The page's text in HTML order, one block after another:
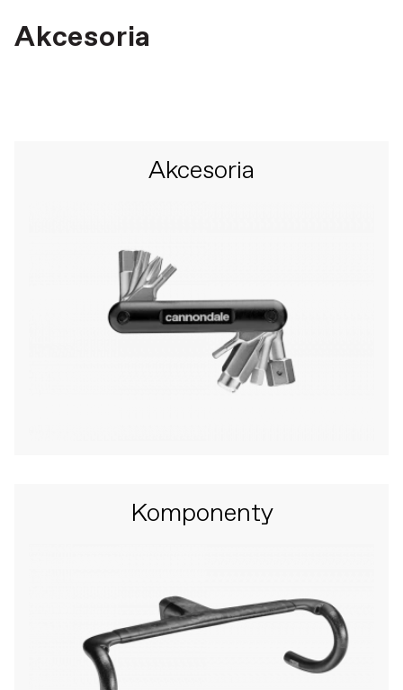
Akcesoria
Akcesoria
Komponenty